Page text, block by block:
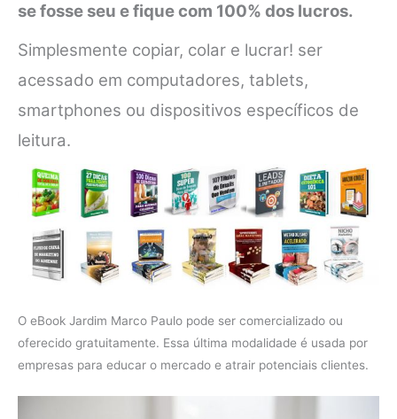
se fosse seu e fique com 100% dos lucros.
Simplesmente copiar, colar e lucrar! ser
acessado em computadores, tablets,
smartphones ou dispositivos específicos de
leitura.
O eBook Jardim Marco Paulo pode ser comercializado ou
oferecido gratuitamente. Essa última modalidade é usada por
empresas para educar o mercado e atrair potenciais clientes.